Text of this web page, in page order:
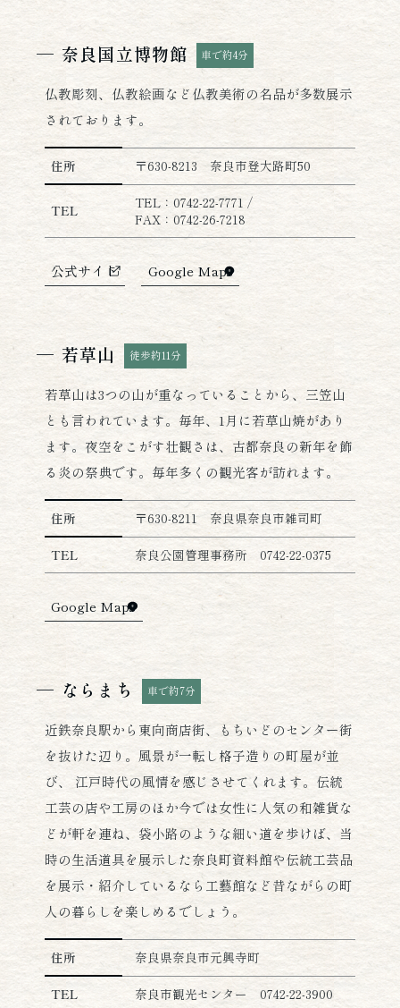
奈良国立博物館 車で約4分
仏教彫刻、仏教絵画など仏教美術の名品が多数展示
されております。
奈良国立博物館の詳細情報
住所 〒630-8213 奈良市登大路町50
TEL
TEL：0742-22-7771 /
FAX：0742-26-7218
公式サイト Google Maps
若草山 徒歩約11分
若草山は3つの山が重なっていることから、三笠山
とも言われています。毎年、1月に若草山焼があり
ます。夜空をこがす壮観さは、古都奈良の新年を飾
る炎の祭典です。毎年多くの観光客が訪れます。
若草山の詳細情報
住所 〒630-8211 奈良県奈良市雑司町
TEL 奈良公園管理事務所 0742-22-0375
Google Maps
ならまち 車で約7分
近鉄奈良駅から東向商店街、もちいどのセンター街
を抜けた辺り。風景が一転し格子造りの町屋が並
び、 江戸時代の風情を感じさせてくれます。伝統
工芸の店や工房のほか今では女性に人気の和雑貨な
どが軒を連ね、袋小路のような細い道を歩けば、当
時の生活道具を展示した奈良町資料館や伝統工芸品
を展示・紹介しているなら工藝館など昔ながらの町
人の暮らしを楽しめるでしょう。
ならまちの詳細情報
住所 奈良県奈良市元興寺町
TEL 奈良市観光センター 0742-22-3900